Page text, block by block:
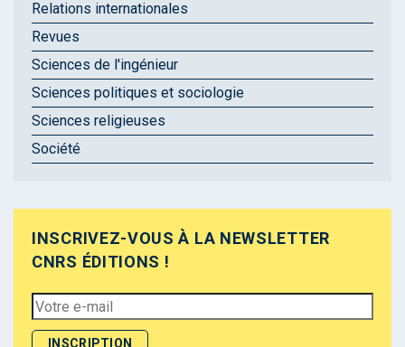
Relations internationales
Revues
Sciences de l'ingénieur
Sciences politiques et sociologie
Sciences religieuses
Société
INSCRIVEZ-VOUS À LA NEWSLETTER
CNRS ÉDITIONS !